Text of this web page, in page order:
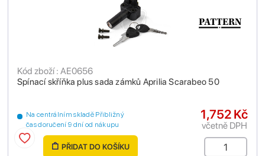
Spínací skříňka plus sada zámků Aprilia Scarabeo 50
Kód zboží : AE0656
Na centrálním skladě Přibližný
čas doručení 9 dní od nákupu
1,752 Kč
včetně DPH
PŘIDAT DO KOŠÍKU